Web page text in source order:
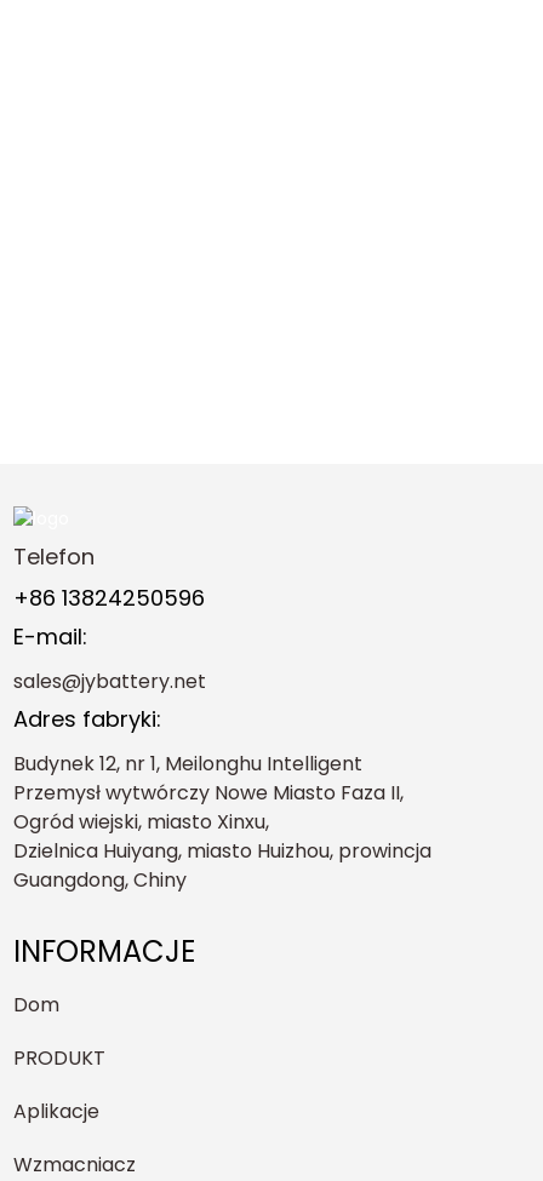
Telefon
+86 13824250596
E-mail:
sales@jybattery.net
Adres fabryki:
Budynek 12, nr 1, Meilonghu Intelligent
Przemysł wytwórczy Nowe Miasto Faza II,
Ogród wiejski, miasto Xinxu,
Dzielnica Huiyang, miasto Huizhou, prowincja
Guangdong, Chiny
INFORMACJE
Dom
PRODUKT
Aplikacje
Wzmacniacz